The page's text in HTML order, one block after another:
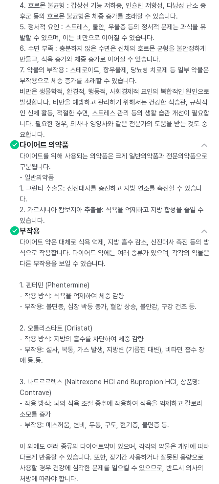
4. 호르몬 불균형 : 갑상선 기능 저하증, 인슐린 저항성, 다낭성 난소 증
후군 등의 호르몬 불균형은 체중 증가를 초래할 수 있습니다.
5. 정서적 요인 : 스트레스, 불안, 우울증 등의 정서적 문제는 과식을 유
발할 수 있으며, 이는 비만으로 이어질 수 있습니다.
6. 수면 부족 : 충분하지 않은 수면은 신체의 호르몬 균형을 불안정하게
만들고, 식욕 증가와 체중 증가로 이어질 수 있습니다.
7. 약물의 부작용 : 스테로이드, 항우울제, 당뇨병 치료제 등 일부 약물은
부작용으로 체중 증가를 초래할 수 있습니다.
비만은 생물학적, 환경적, 행동적, 사회경제적 요인의 복합적인 원인으로
발생합니다. 비만을 예방하고 관리하기 위해서는 건강한 식습관, 규칙적
인 신체 활동, 적절한 수면, 스트레스 관리 등의 생활 습관 개선이 필요합
니다. 필요한 경우, 의사나 영양사와 같은 전문가의 도움을 받는 것도 중
요합니다.
다이어트 의약품
다이어트를 위해 사용되는 의약품은 크게 일반의약품과 전문의약품으로
구분됩니다.
- 일반의약품
1. 그린티 추출물: 신진대사를 증진하고 지방 연소를 촉진할 수 있습니
다.
2. 가르시니아 캄보지아 추출물: 식욕을 억제하고 지방 합성을 줄일 수
있습니다.
부작용
다이어트 약은 대체로 식욕 억제, 지방 흡수 감소, 신진대사 촉진 등의 방
식으로 작용합니다. 다이어트 약에는 여러 종류가 있으며, 각각의 약물은
다른 부작용을 보일 수 있습니다.
1. 펜터민 (Phentermine)
- 작용 방식: 식욕을 억제하여 체중 감량
- 부작용: 불면증, 심장 박동 증가, 혈압 상승, 불안감, 구강 건조 등.
2. 오를리스타트 (Orlistat)
- 작용 방식: 지방의 흡수를 차단하여 체중 감량
- 부작용: 설사, 복통, 가스 발생, 지방변 (기름진 대변), 비타민 흡수 장
애 등.등.
3. 나트르르렉스 (Naltrexone HCl and Bupropion HCl, 상품명:
Contrave)
- 작용 방식: 뇌의 식욕 조절 중추에 작용하여 식욕을 억제하고 칼로리
소모를 증가
- 부작용: 메스꺼움, 변비, 두통, 구토, 현기증, 불면증 등.
이 외에도 여러 종류의 다이어트약이 있으며, 각각의 약물은 개인에 따라
다르게 반응할 수 있습니다. 또한, 장기간 사용하거나 잘못된 용량으로
사용할 경우 건강에 심각한 문제를 일으킬 수 있으므로, 반드시 의사의
처방에 따라야 합니다.